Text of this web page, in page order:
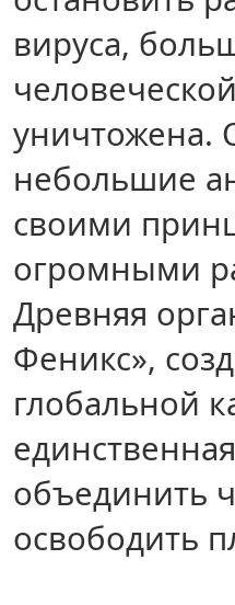
вируса,
уничтожена.
небольшие
своими
огромными
Древняя
Феникс»,
глобальной
объединить
освободить